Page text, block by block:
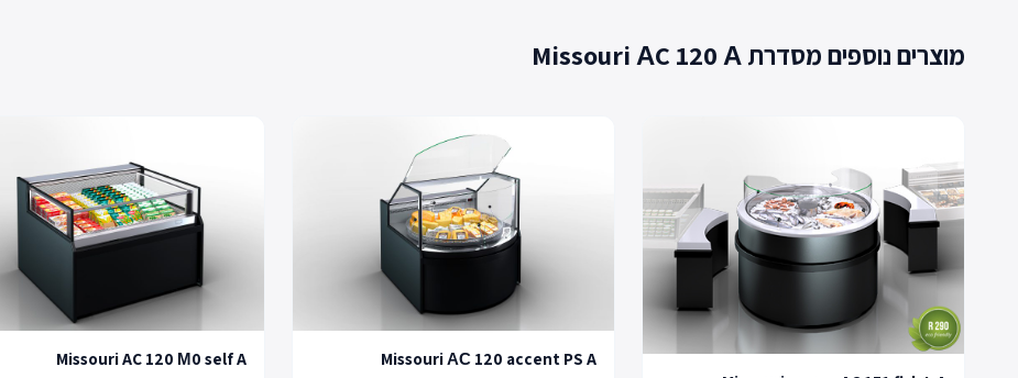
מוצרים נוספים מסדרת Missouri АC 120 А
Missouri АС 120 accent PS A
Missouri AC 120 М0 self A